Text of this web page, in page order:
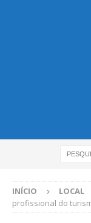
INÍCIO LOCAL
profissional do